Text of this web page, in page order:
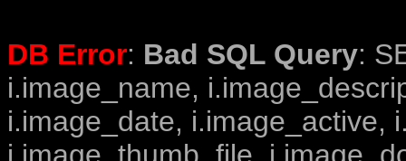
DB Error: Bad SQL Query:
i.image_name,
i.image_date, i.image_active,